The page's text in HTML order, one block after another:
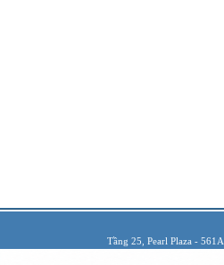
Tầng 25, Pearl Plaza -